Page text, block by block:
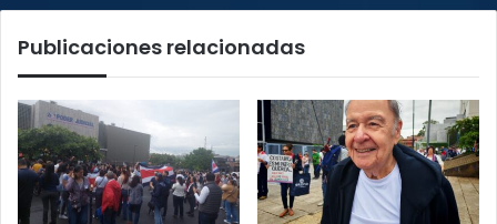
vientos
Publicaciones relacionadas